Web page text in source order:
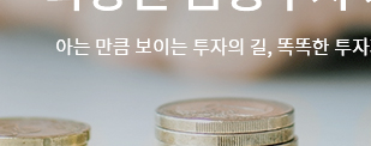
아카데미
한 든든한 금융!
대체투자스쿨
파생상품스쿨
시니어 디지털 금융스쿨
연금관리
세제&절